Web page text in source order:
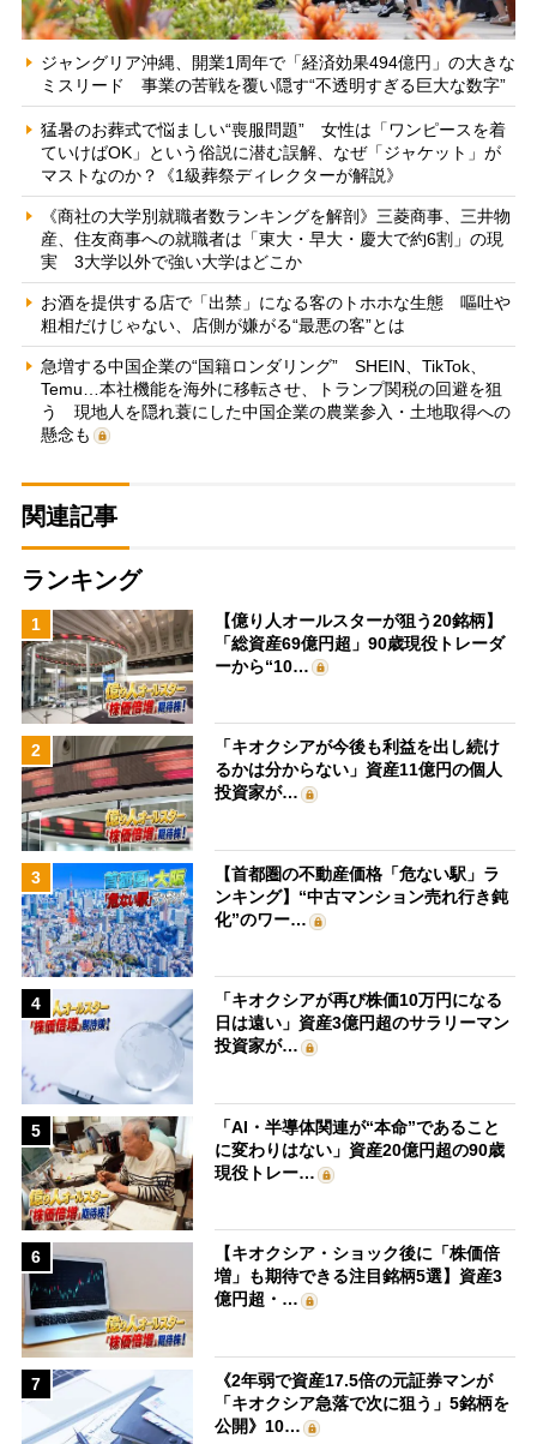
ジャングリア沖縄、開業1周年で「経済効果494億円」の大きな
ミスリード 事業の苦戦を覆い隠す“不透明すぎる巨大な数字”
猛暑のお葬式で悩ましい“喪服問題” 女性は「ワンピースを着
ていけばOK」という俗説に潜む誤解、なぜ「ジャケット」が
マストなのか？《1級葬祭ディレクターが解説》
《商社の大学別就職者数ランキングを解剖》三菱商事、三井物
産、住友商事への就職者は「東大・早大・慶大で約6割」の現
実 3大学以外で強い大学はどこか
お酒を提供する店で「出禁」になる客のトホホな生態 嘔吐や
粗相だけじゃない、店側が嫌がる“最悪の客”とは
急増する中国企業の“国籍ロンダリング” SHEIN、TikTok、
Temu…本社機能を海外に移転させ、トランプ関税の回避を狙
う 現地人を隠れ蓑にした中国企業の農業参入・土地取得への
懸念も
関連記事
ランキング
1
【億り人オールスターが狙う20銘柄】
「総資産69億円超」90歳現役トレーダ
ーから“10…
2
「キオクシアが今後も利益を出し続け
るかは分からない」資産11億円の個人
投資家が…
3
【首都圏の不動産価格「危ない駅」ラ
ンキング】“中古マンション売れ行き鈍
化”のワー…
4
「キオクシアが再び株価10万円になる
日は遠い」資産3億円超のサラリーマン
投資家が…
5
「AI・半導体関連が“本命”であること
に変わりはない」資産20億円超の90歳
現役トレー…
6
【キオクシア・ショック後に「株価倍
増」も期待できる注目銘柄5選】資産3
億円超・…
7
《2年弱で資産17.5倍の元証券マンが
「キオクシア急落で次に狙う」5銘柄を
公開》10…